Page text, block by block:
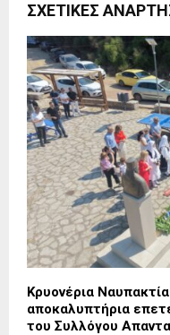
ΣΧΕΤΙΚΈΣ
Κρυονέρια
αποκαλυπτήρια
του Συλλόγου